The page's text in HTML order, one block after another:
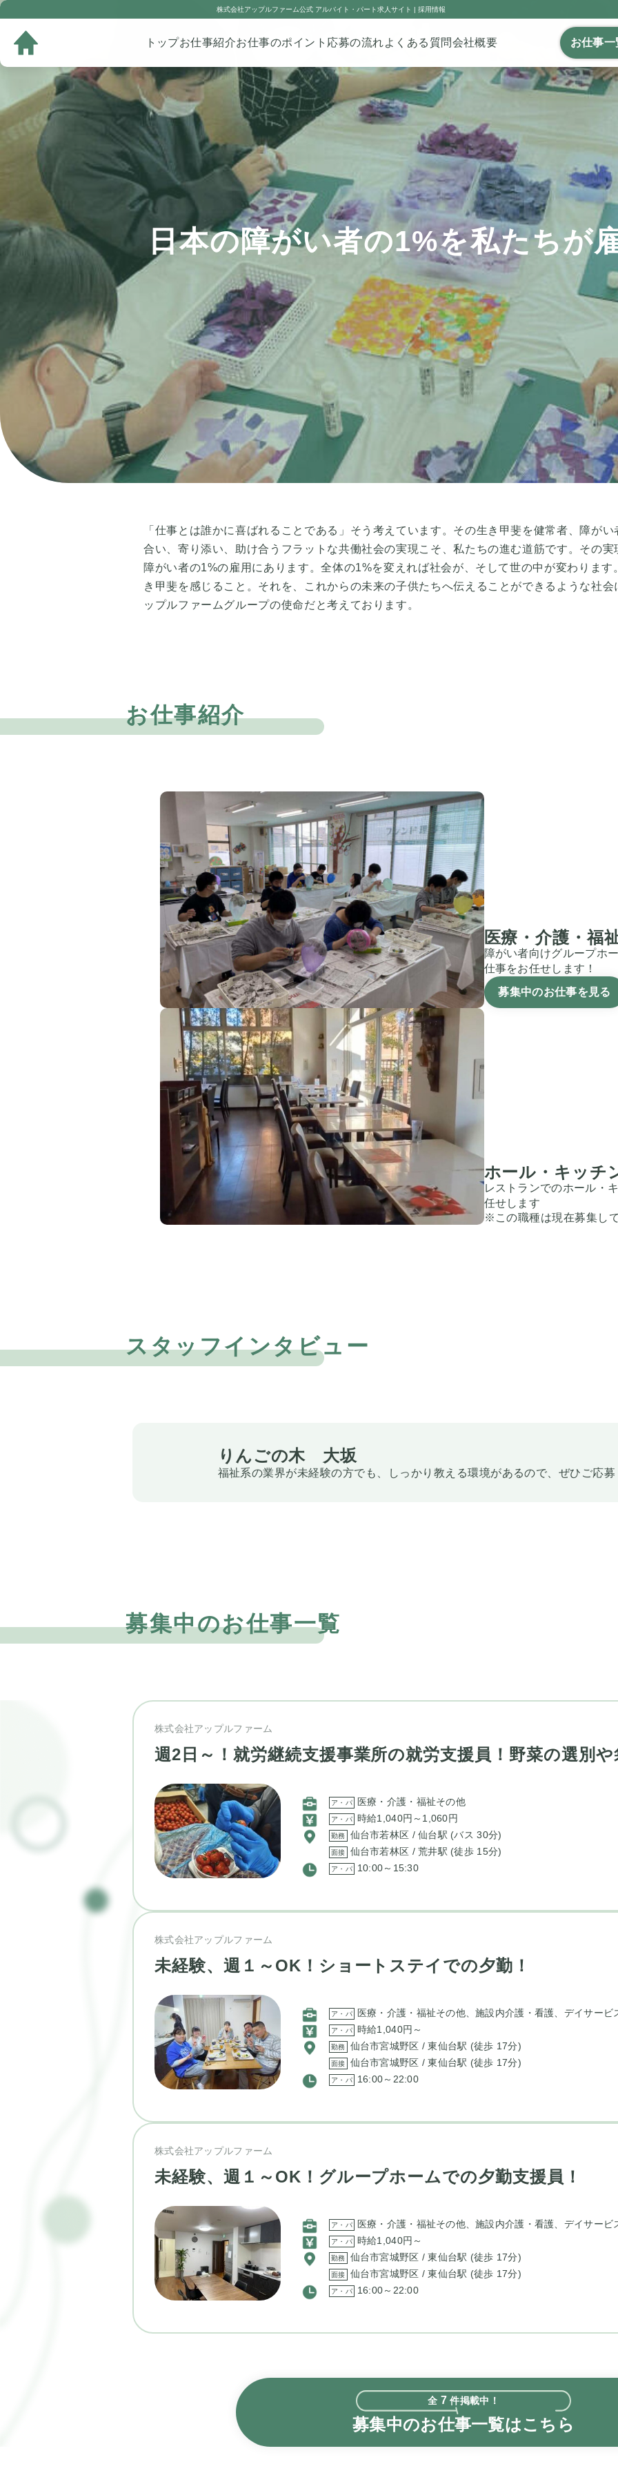
株式会社アップルファーム公式 アルバイト・パート求人サイト | 採用情報
トップお仕事紹介お仕事のポイント 応募の流れよくある質問会社概要 お仕事
日本の障がい者の1%を私たちが
「仕事とは誰かに喜ばれることである」そう考えています。その生き甲斐を健常者、障が
合い、寄り添い、助け合うフラットな共働社会の実現こそ、私たちの進む道筋です。その
障がい者の1%の雇用にあります。全体の1%を変えれば社会が、そして世の中が変わりま
き甲斐を感じること。それを、これからの未来の子供たちへ伝えることができるような社
ップルファームグループの使命だと考えております。
お仕事紹介
医療・介護・福
障がい者向けグループホ
仕事をお任せします！
募集中のお仕事を見る
ホール・キッチ
レストランでのホール・
任せします
※この職種は現在募集し
スタッフインタビュー
りんごの木 大坂
福祉系の業界が未経験の方でも、しっかり教える環境があるので、ぜひご応
募集中のお仕事一覧
株式会社アップルファーム
週2日～！就労継続支援事業所の就労支援員！野菜の選別
ア・パ 医療・介護・福祉その他
ア・パ 時給1,040円～1,060円
勤務 仙台市若林区 / 仙台駅 (バス 30分)
面接 仙台市若林区 / 荒井駅 (徒歩 15分)
ア・パ 10:00～15:30
株式会社アップルファーム
未経験、週１～OK！ショートステイでの夕勤！
ア・パ 医療・介護・福祉その他、施設内介護・看護、デイサービ
ア・パ 時給1,040円～
勤務 仙台市宮城野区 / 東仙台駅 (徒歩 17分)
面接 仙台市宮城野区 / 東仙台駅 (徒歩 17分)
ア・パ 16:00～22:00
株式会社アップルファーム
未経験、週１～OK！グループホームでの夕勤支援員！
ア・パ 医療・介護・福祉その他、施設内介護・看護、デイサービ
ア・パ 時給1,040円～
勤務 仙台市宮城野区 / 東仙台駅 (徒歩 17分)
面接 仙台市宮城野区 / 東仙台駅 (徒歩 17分)
ア・パ 16:00～22:00
全 7 件掲載中！
募集中のお仕事一覧はこちら